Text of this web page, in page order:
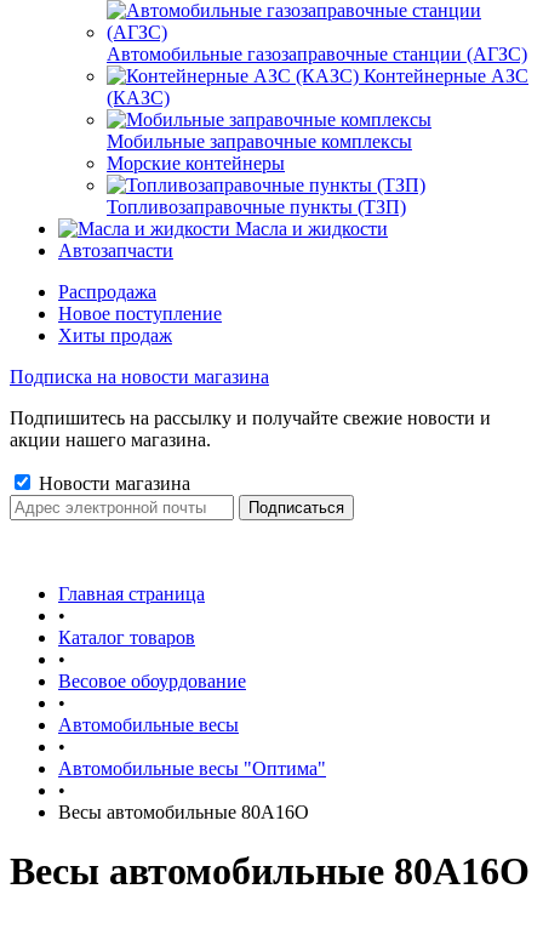
Автомобильные газозаправочные станции (АГЗС)
Контейнерные АЗС
(КАЗС)
Мобильные заправочные комплексы
Морские контейнеры
Топливозаправочные пункты (ТЗП)
Масла и жидкости
Автозапчасти
Распродажа
Новое поступление
Хиты продаж
Подписка на новости магазина
Подпишитесь на рассылку и получайте свежие новости и
акции нашего магазина.
Новости магазина
Главная страница
•
Каталог товаров
•
Весовое обоурдование
•
Автомобильные весы
•
Автомобильные весы "Оптима"
•
Весы автомобильные 80А16О
Весы автомобильные 80А16О